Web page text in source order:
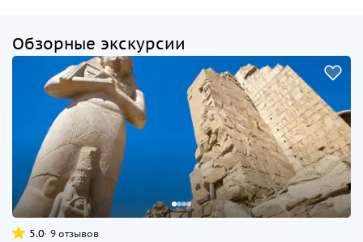
Обзорные экскурсии
5.0 9 отзывов